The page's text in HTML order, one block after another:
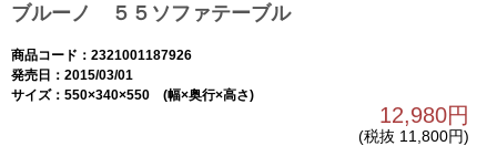
ブルーノ ５５ソファテーブル
商品コード：2321001187926
発売日：2015/03/01
サイズ：550×340×550 (幅×奥行×高さ)
12,980円
(税抜 11,800円)